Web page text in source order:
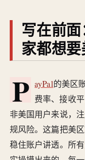
写在前
家都想要
P ayPal的美区
费率、接收
非美国用户来说，
规风险。这篇把美
稳住账户讲透。所